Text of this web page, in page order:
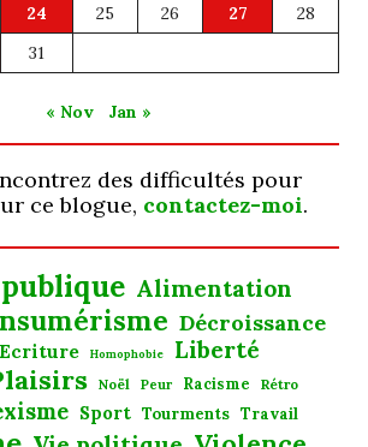
24 25 26 27
28
31
« Nov Jan »
des difficultés pour
ce blogue, contactez-moi.
Alimentation
Décroissance
Ecriture Homophobie Liberté
Noël Peur Racisme Rétro
Sport Tourments Travail